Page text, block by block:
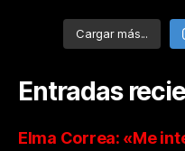
Cargar más...
Entradas
Elma Correa: «Me